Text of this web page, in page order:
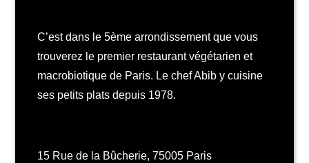
C’est dans le 5ème arrondissement que vous
trouverez le premier restaurant végétarien et
macrobiotique de Paris. Le chef Abib y cuisine
ses petits plats depuis 1978.
15 Rue de la Bûcherie, 75005 Paris